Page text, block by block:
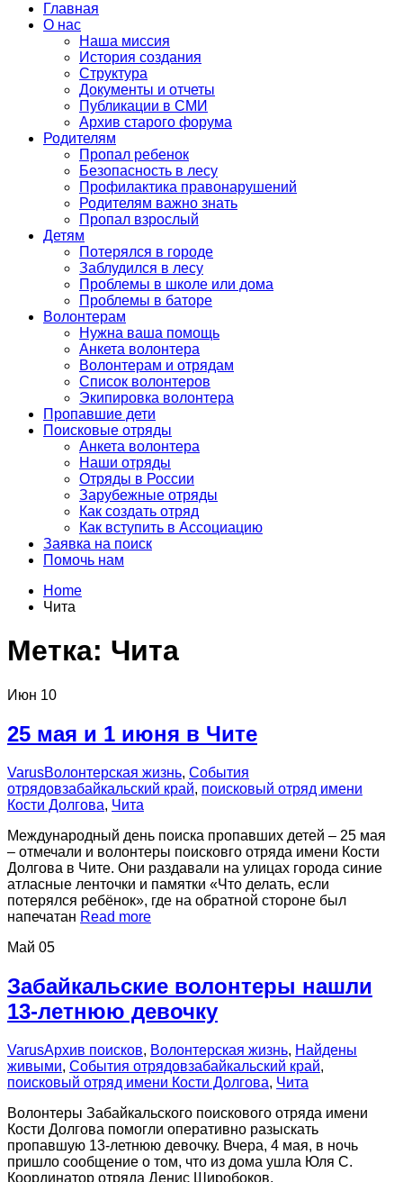
Главная
О нас
Наша миссия
История создания
Структура
Документы и отчеты
Публикации в СМИ
Архив старого форума
Родителям
Пропал ребенок
Безопасность в лесу
Профилактика правонарушений
Родителям важно знать
Пропал взрослый
Детям
Потерялся в городе
Заблудился в лесу
Проблемы в школе или дома
Проблемы в баторе
Волонтерам
Нужна ваша помощь
Анкета волонтера
Волонтерам и отрядам
Список волонтеров
Экипировка волонтера
Пропавшие дети
Поисковые отряды
Анкета волонтера
Наши отряды
Отряды в России
Зарубежные отряды
Как создать отряд
Как вступить в Ассоциацию
Заявка на поиск
Помочь нам
Home
Чита
Метка: Чита
Июн 10
25 мая и 1 июня в Чите
VarusВолонтерская жизнь, События
отрядовзабайкальский край, поисковый отряд имени
Кости Долгова, Чита
Международный день поиска пропавших детей – 25 мая
– отмечали и волонтеры поисковго отряда имени Кости
Долгова в Чите. Они раздавали на улицах города синие
атласные ленточки и памятки «Что делать, если
потерялся ребёнок», где на обратной стороне был
напечатан Read more
Май 05
Забайкальские волонтеры нашли
13-летнюю девочку
VarusАрхив поисков, Волонтерская жизнь, Найдены
живыми, События отрядовзабайкальский край,
поисковый отряд имени Кости Долгова, Чита
Волонтеры Забайкальского поискового отряда имени
Кости Долгова помогли оперативно разыскать
пропавшую 13-летнюю девочку. Вчера, 4 мая, в ночь
пришло сообщение о том, что из дома ушла Юля С.
Координатор отряда Денис Широбоков,